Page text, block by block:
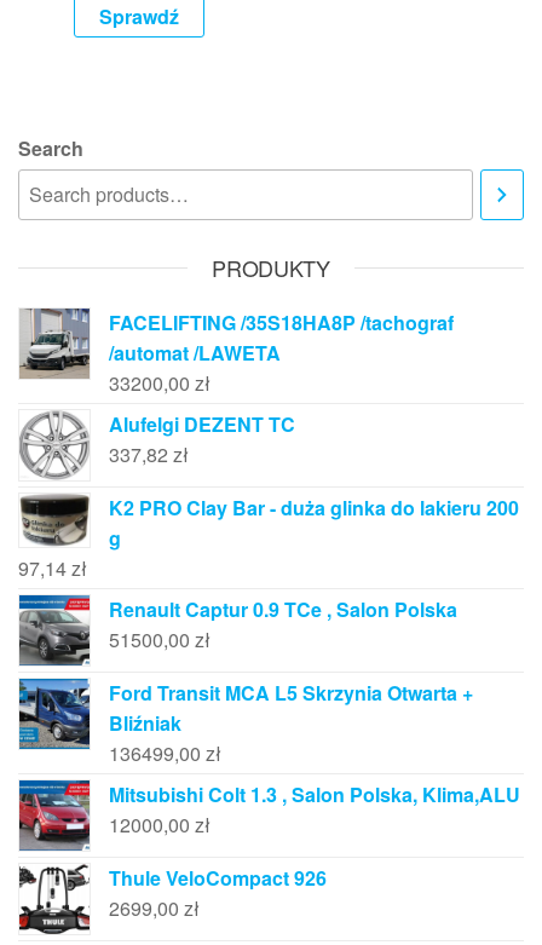
Sprawdź
Search
PRODUKTY
FACELIFTING /35S18HA8P /tachograf
/automat /LAWETA
33200,00 zł
Alufelgi DEZENT TC
337,82 zł
K2 PRO Clay Bar - duża glinka do lakieru 200
g
97,14zł
Renault Captur 0.9 TCe , Salon Polska
51500,00 zł
Ford Transit MCA L5 Skrzynia Otwarta +
Bliźniak
136499,00 zł
Mitsubishi Colt 1.3 , Salon Polska, Klima,ALU
12000,00 zł
Thule VeloCompact 926
2699,00 zł